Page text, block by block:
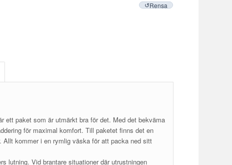
Rensa
ett paket som är utmärkt bra för det. Med det bekväma
för maximal komfort. Till paketet finns det en
Allt kommer i en rymlig väska för att packa ned sitt
lutning. Vid brantare situationer där utrustningen